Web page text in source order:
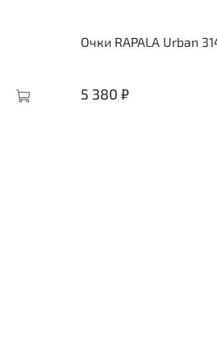
Очки RAPALA Urban
5 380 ₽